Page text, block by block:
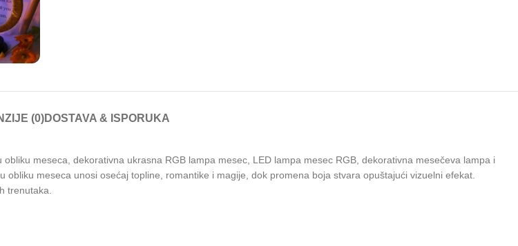
(0)DOSTAVA & ISPORUKA
meseca, dekorativna ukrasna RGB lampa mesec, LED lampa mesec RGB, dekorativna mesečeva lampa i
meseca unosi osećaj topline, romantike i magije, dok promena boja stvara opuštajući vizuelni efekat.
trenutaka.